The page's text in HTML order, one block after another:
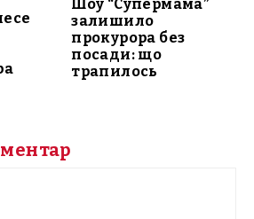
Шоу “Супермама”
залишило
прокурора без
посади: що
трапилось